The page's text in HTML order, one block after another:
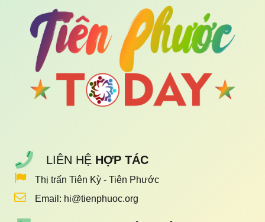
LIÊN HỆ HỢP TÁC
Thị trấn Tiên Kỳ - Tiên Phước
Email: hi@tienphuoc.org